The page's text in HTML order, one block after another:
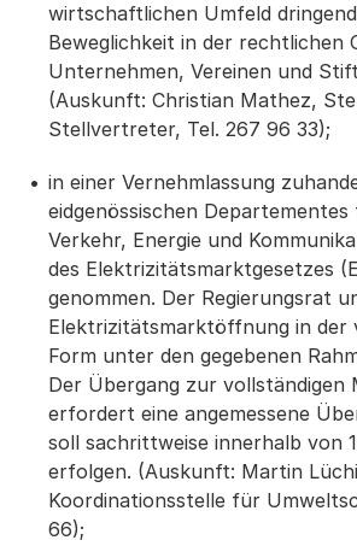
wirtschaftlichen Umfeld
Beweglichkeit in der rechtlichen
Unternehmen, Vereinen und
(Auskunft: Christian Mathez,
Stellvertreter, Tel. 267 96 33);
in einer Vernehmlassung
eidgenössischen
Verkehr, Energie und
des Elektrizitätsmarktgesetzes
genommen. Der Regierungsrat
Elektrizitätsmarktöffnung in der
Form unter den gegebenen
Der Übergang zur
erfordert eine angemessene
soll sachrittweise innerhalb von
erfolgen. (Auskunft: Martin
Koordinationsstelle für
66);